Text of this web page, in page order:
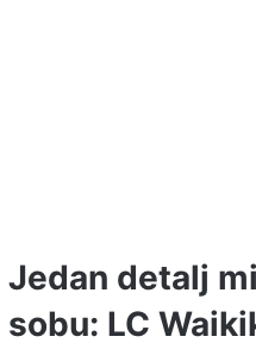
Jedan detalj
sobu: LC